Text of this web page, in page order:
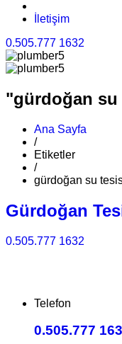
İletişim
0.505.777 1632
"gürdoğan
Ana Sayfa
/
Etiketler
/
gürdoğan su
Gürdoğan
0.505.777 1632
Telefon
0.505.777